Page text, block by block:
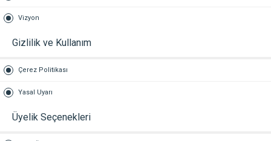
Vizyon
Gizlilik ve Kullanım
Çerez Politikası
Yasal Uyarı
Üyelik Seçenekleri